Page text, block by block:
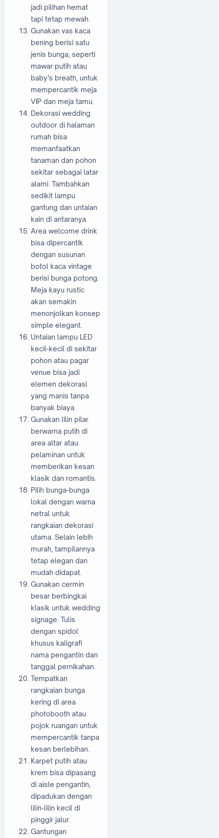
jadi pilihan hemat
tapi tetap mewah.
Gunakan vas kaca
bening berisi satu
jenis bunga, seperti
mawar putih atau
baby’s breath, untuk
mempercantik meja
VIP dan meja tamu.
Dekorasi wedding
outdoor di halaman
rumah bisa
memanfaatkan
tanaman dan pohon
sekitar sebagai latar
alami. Tambahkan
sedikit lampu
gantung dan untaian
kain di antaranya.
Area welcome drink
bisa dipercantik
dengan susunan
botol kaca vintage
berisi bunga potong.
Meja kayu rustic
akan semakin
menonjolkan konsep
simple elegant.
Untaian lampu LED
kecil-kecil di sekitar
pohon atau pagar
venue bisa jadi
elemen dekorasi
yang manis tanpa
banyak biaya.
Gunakan lilin pilar
berwarna putih di
area altar atau
pelaminan untuk
memberikan kesan
klasik dan romantis.
Pilih bunga-bunga
lokal dengan warna
netral untuk
rangkaian dekorasi
utama. Selain lebih
murah, tampilannya
tetap elegan dan
mudah didapat.
Gunakan cermin
besar berbingkai
klasik untuk wedding
signage. Tulis
dengan spidol
khusus kaligrafi
nama pengantin dan
tanggal pernikahan.
Tempatkan
rangkaian bunga
kering di area
photobooth atau
pojok ruangan untuk
mempercantik tanpa
kesan berlebihan.
Karpet putih atau
krem bisa dipasang
di aisle pengantin,
dipadukan dengan
lilin-lilin kecil di
pinggir jalur.
Gantungan